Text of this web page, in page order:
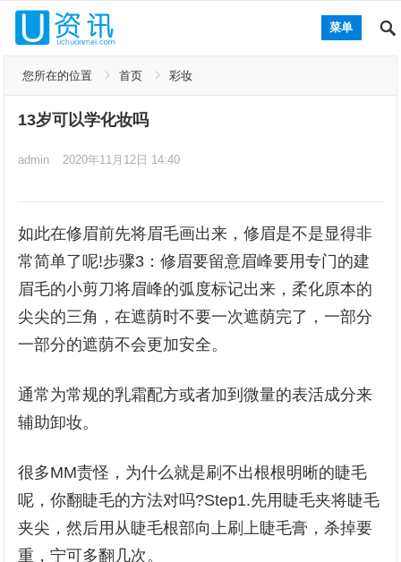
菜单
您所在的位置 首页 彩妆
13岁可以学化妆吗
admin 2020年11月12日 14:40
如此在修眉前先将眉毛画出来，修眉是不是显得非
常简单了呢!步骤3：修眉要留意眉峰要用专门的建
眉毛的小剪刀将眉峰的弧度标记出来，柔化原本的
尖尖的三角，在遮荫时不要一次遮荫完了，一部分
一部分的遮荫不会更加安全。
通常为常规的乳霜配方或者加到微量的表活成分来
辅助卸妆。
很多MM责怪，为什么就是刷不出根根明晰的睫毛
呢，你翻睫毛的方法对吗?Step1.先用睫毛夹将睫毛
夹尖，然后用从睫毛根部向上刷上睫毛膏，杀掉要
重，宁可多翻几次。